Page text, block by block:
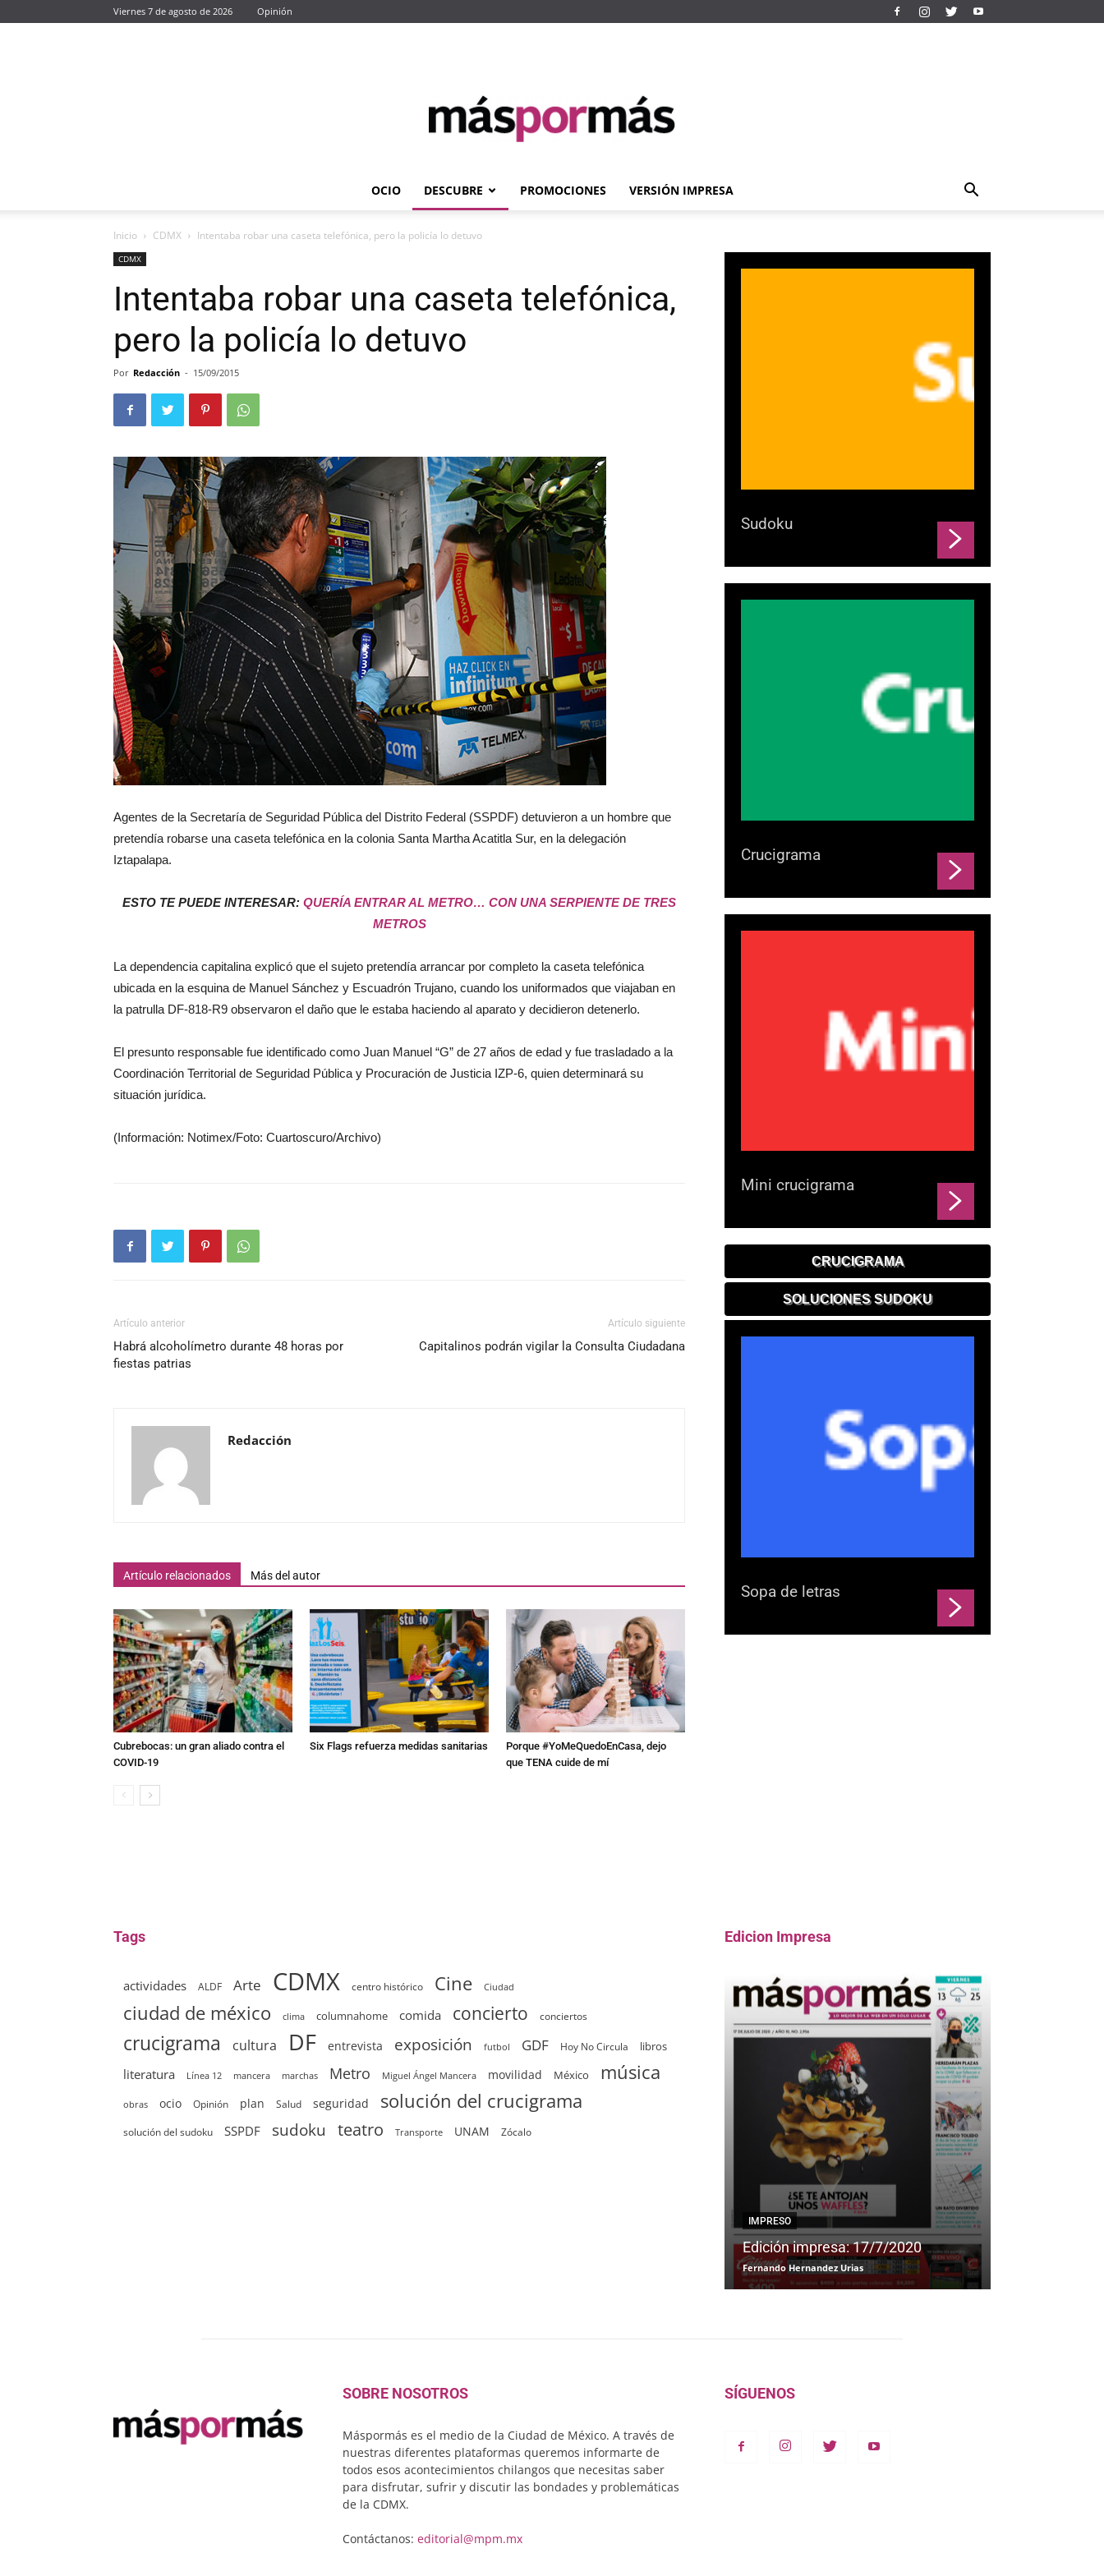
Viernes 7 de agosto de 2026 Opinión
Máspormás
OCIO DESCUBRE PROMOCIONES VERSIÓN IMPRESA
Inicio CDMX Intentaba robar una caseta telefónica, pero la policía lo detuvo
CDMX
Intentaba robar una caseta telefónica,
pero la policía lo detuvo
Por Redacción - 15/09/2015
Agentes de la Secretaría de Seguridad Pública del Distrito Federal (SSPDF) detuvieron a un hombre que
pretendía robarse una caseta telefónica en la colonia Santa Martha Acatitla Sur, en la delegación
Iztapalapa.
ESTO TE PUEDE INTERESAR: QUERÍA ENTRAR AL METRO… CON UNA SERPIENTE DE TRES
METROS
La dependencia capitalina explicó que el sujeto pretendía arrancar por completo la caseta telefónica
ubicada en la esquina de Manuel Sánchez y Escuadrón Trujano, cuando los uniformados que viajaban en
la patrulla DF-818-R9 observaron el daño que le estaba haciendo al aparato y decidieron detenerlo.
El presunto responsable fue identificado como Juan Manuel “G” de 27 años de edad y fue trasladado a la
Coordinación Territorial de Seguridad Pública y Procuración de Justicia IZP-6, quien determinará su
situación jurídica.
(Información: Notimex/Foto: Cuartoscuro/Archivo)
Artículo anterior
Habrá alcoholímetro durante 48 horas por
fiestas patrias
Artículo siguiente
Capitalinos podrán vigilar la Consulta Ciudadana
Redacción
Artículo relacionados Más del autor
Cubrebocas: un gran aliado contra el
COVID-19
Six Flags refuerza medidas sanitarias
Porque #YoMeQuedoEnCasa, dejo
que TENA cuide de mí
Sudoku
Crucigrama
Mini crucigrama
CRUCIGRAMA
SOLUCIONES SUDOKU
Sopa de letras
Tags
actividades ALDF Arte CDMX centro histórico Cine Ciudad
ciudad de méxico clima columnahome comida concierto conciertos
crucigrama cultura DF entrevista exposición futbol GDF Hoy No Circula libros
literatura Línea 12 mancera marchas Metro Miguel Ángel Mancera movilidad México música
obras ocio Opinión plan Salud seguridad solución del crucigrama
solución del sudoku SSPDF sudoku teatro Transporte UNAM Zócalo
Edicion Impresa
IMPRESO
Edición impresa: 17/7/2020
Fernando Hernandez Urias
SOBRE NOSOTROS
Máspormás es el medio de la Ciudad de México. A través de
nuestras diferentes plataformas queremos informarte de
todos esos acontecimientos chilangos que necesitas saber
para disfrutar, sufrir y discutir las bondades y problemáticas
de la CDMX.
Contáctanos: editorial@mpm.mx
SÍGUENOS